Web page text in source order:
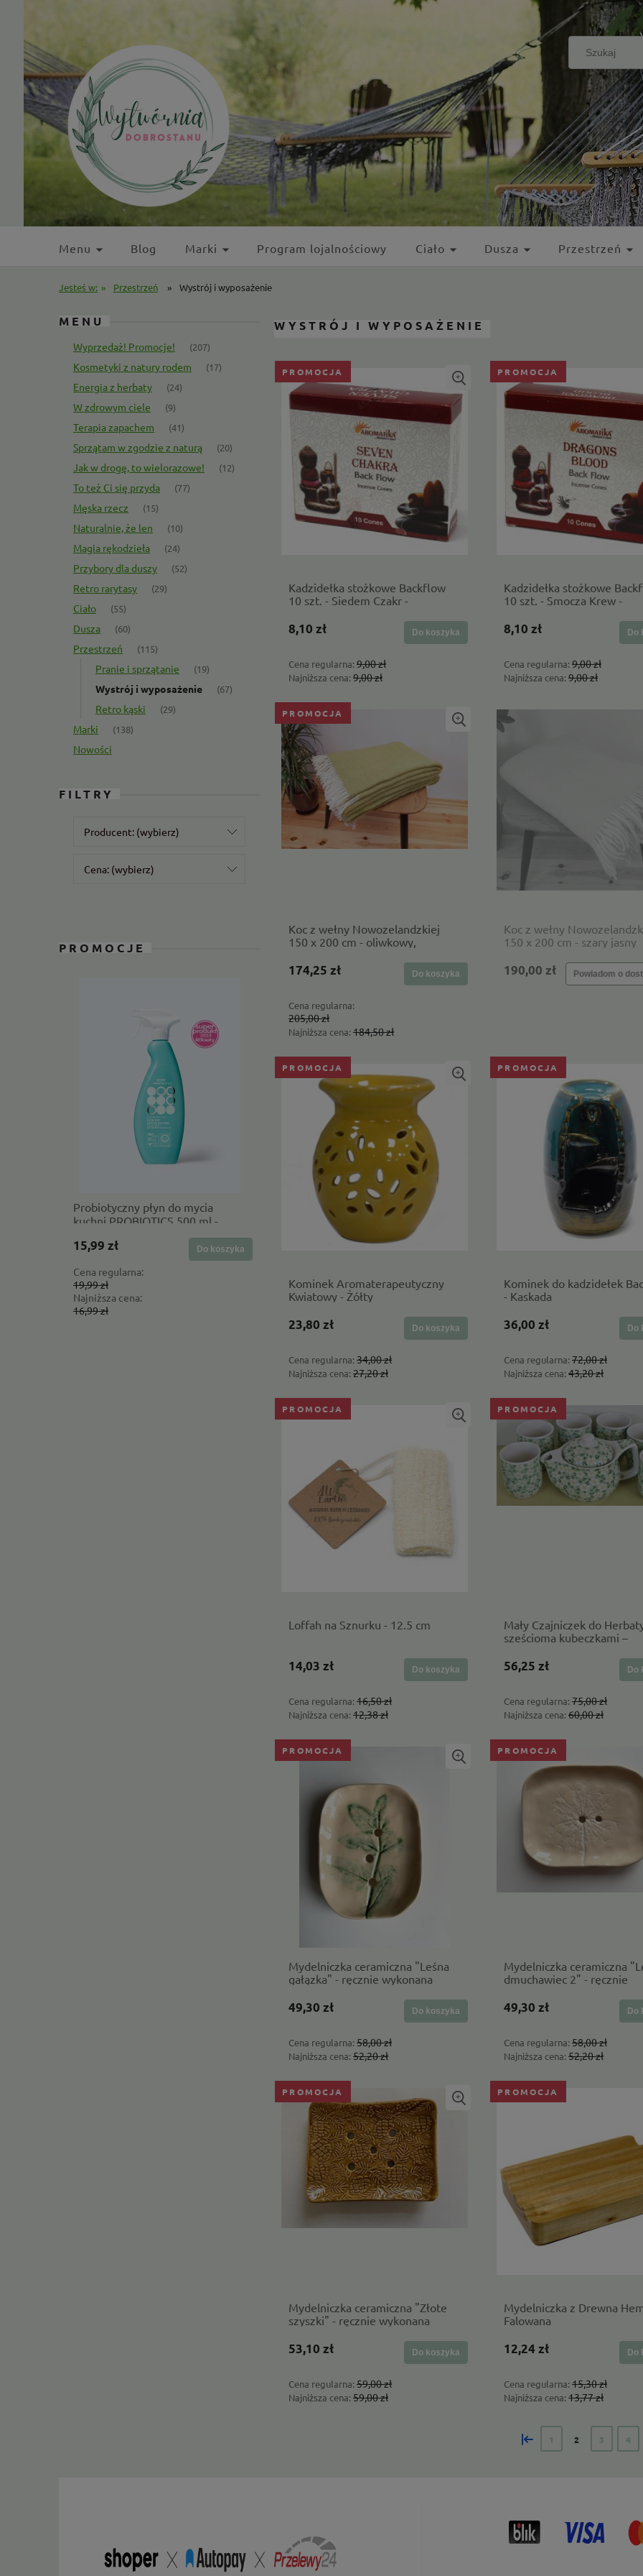
Menu Blog Marki Program lojalnościowy Ciało Dusza Przestrzeń
Kontakt
Jesteś w: » Przestrzeń » Wystrój i wyposażenie
MENU
Wyprzedaż! Promocje! (207)
Kosmetyki z natury rodem (17)
Energia z herbaty (24)
W zdrowym ciele (9)
Terapia zapachem (41)
Sprzątam w zgodzie z naturą (20)
Jak w drogę, to wielorazowe! (12)
To też Ci się przyda (77)
Męska rzecz (15)
Naturalnie, że len (10)
Magia rękodzieła (24)
Przybory dla duszy (52)
Retro rarytasy (29)
Ciało (55)
Dusza (60)
Przestrzeń (115)
Pranie i sprzątanie (19)
Wystrój i wyposażenie (67)
Retro kąski (29)
Marki (138)
Nowości
FILTRY
Producent: (wybierz)
Cena: (wybierz)
PROMOCJE
Probiotyczny płyn do mycia
kuchni PROBIOTICS 500 ml -
15,99 zł
Cena regularna:
19,99 zł
Najniższa cena:
16,99 zł
Do koszyka
Serum do twarzy Owoce nocy,
naturalne składniki - Opcja Natura
56,90 zł
Najniższa cena:
Pliszka - naturalna świeca sojowa,
cytrynowa 120 ml - 4 Szpaki
40,00 zł
Najniższa cena:
WYSTRÓJ I WYPOSAŻENIE
Kadzidełka stożkowe Backflow
10 szt. - Siedem Czakr -
8,10 zł
Cena regularna: 9,00 zł
Najniższa cena: 9,00 zł
Do koszyka
PROMOCJA
Kadzidełka stożkowe
10 szt. - Smocza Krew -
8,10 zł
Cena regularna: 9,00 zł
Najniższa cena: 9,00 zł
Do
PROMOCJA
Koc z wełny Nowozelandzkiej
150 x 200 cm - oliwkowy,
174,25 zł
Cena regularna:
205,00 zł
Najniższa cena: 184,50 zł
Do koszyka
PROMOCJA
Koc z wełny
150 x 200 cm - szary jasny
190,00 zł Powiadom o
Kominek Aromaterapeutyczny
Kwiatowy - Żółty
23,80 zł
Cena regularna: 34,00 zł
Najniższa cena: 27,20 zł
Do koszyka
PROMOCJA
Kominek do kadzidełek
- Kaskada
36,00 zł
Cena regularna: 72,00 zł
Najniższa cena: 43,20 zł
Do
PROMOCJA
Loffah na Sznurku - 12.5 cm
14,03 zł
Cena regularna: 16,50 zł
Najniższa cena: 12,38 zł
Do koszyka
PROMOCJA
Mały Czajniczek do
sześcioma kubeczkami –
Stokrotki
56,25 zł
Cena regularna: 75,00 zł
Najniższa cena: 60,00 zł
Do
PROMOCJA
Mydelniczka ceramiczna "Leśna
gałązka" - ręcznie wykonana
49,30 zł
Cena regularna: 58,00 zł
Najniższa cena: 52,20 zł
Do koszyka
PROMOCJA
Mydelniczka ceramiczna
dmuchawiec 2" - ręcznie
49,30 zł
Cena regularna: 58,00 zł
Najniższa cena: 52,20 zł
Do
PROMOCJA
Mydelniczka ceramiczna "Złote
szyszki" - ręcznie wykonana
53,10 zł
Cena regularna: 59,00 zł
Najniższa cena: 59,00 zł
Do koszyka
PROMOCJA
Mydelniczka z Drewna
Falowana
12,24 zł
Cena regularna: 15,30 zł
Najniższa cena: 13,77 zł
Do
PROMOCJA
« 1 2 3 4